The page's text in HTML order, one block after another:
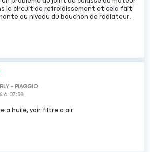
le circuit de refroidissement et cela fait
au niveau du bouchon de radiateur.
- PIAGGIO
à 07:38
a huile, voir filtre a air